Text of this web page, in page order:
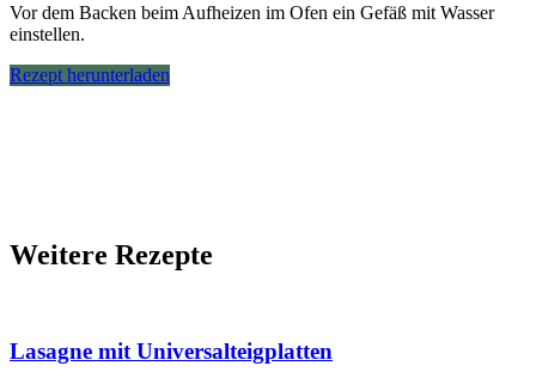
Vor dem Backen beim Aufheizen im Ofen ein Gefäß mit Wasser
einstellen.
Rezept herunterladen
Weitere Rezepte
Lasagne mit Universalteigplatten